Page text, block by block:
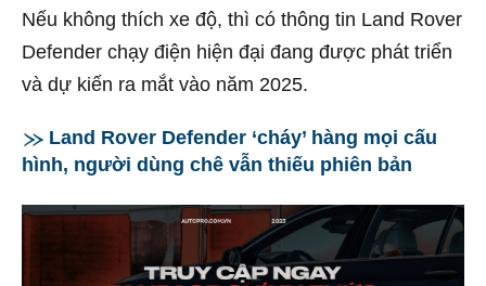
Nếu không thích xe độ, thì có thông tin Land Rover
Defender chạy điện hiện đại đang được phát triển
và dự kiến ra mắt vào năm 2025.
Land Rover Defender ‘cháy’ hàng mọi cấu
hình, người dùng chê vẫn thiếu phiên bản